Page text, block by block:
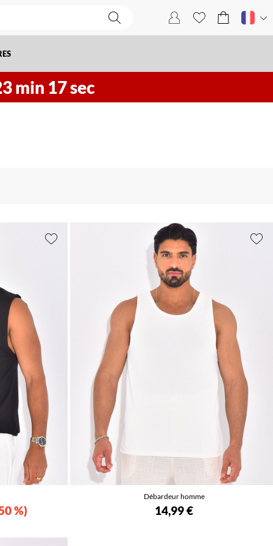
min 16sec
%
Débardeur homme
14,99 €